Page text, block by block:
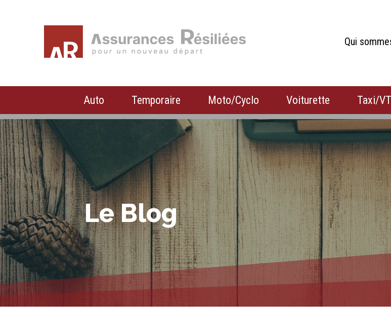
Qui
Auto Temporaire Moto/Cyclo Voiturette Taxi/
Habitation Camion
Le Blog